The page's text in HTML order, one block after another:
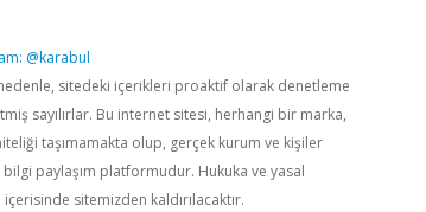
@karabul
nedenle, sitedeki içerikleri proaktif olarak denetleme
sayılırlar. Bu internet sitesi, herhangi bir marka,
taşımamakta olup, gerçek kurum ve kişiler
paylaşım platformudur. Hukuka ve yasal
sitemizden kaldırılacaktır.